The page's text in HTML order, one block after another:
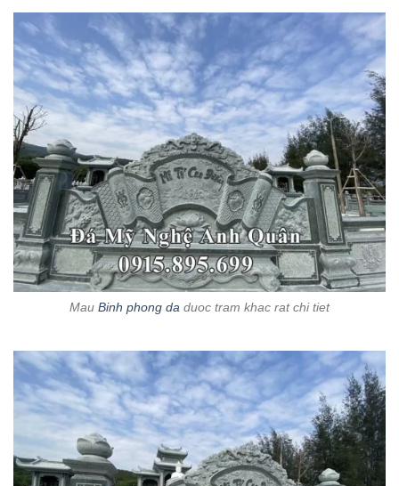
Mau Binh phong da duoc tram khac rat chi tiet